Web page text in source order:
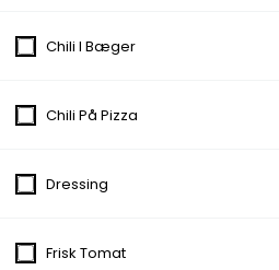
Menu 3 - Hjm. Durum
Menu 4 - Hj. Pitabrød
Chili I Bæger
Chili På Pizza
Dressing
Frisk Tomat